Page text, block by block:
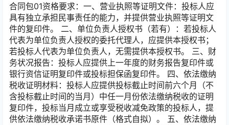
合同包01资格要求： 一、营业执照等证明文件：投标人应
具有独立承担民事责任的能力，并提供营业执照等证明文
件的复印件。 二、单位负责人授权书（若有）：若投标人
代表为单位负责人授权的委托代理人，应提供本授权书；
若投标人代表为单位负责人，无需提供本授权书。 三、财
务状况报告：投标人应提供上一年度的财务报告复印件或
银行资信证明复印件或投标担保函复印件。 四、依法缴纳
税收证明材料：投标人应提供投标截止时间前六个月（不
含投标截止时间的当月）中任一月份依法缴纳税收的证明
复印件，投标当月成立或享受税收减免政策的投标人，提
供依法缴纳税收承诺书原件（格式自拟）。 五、依法缴纳